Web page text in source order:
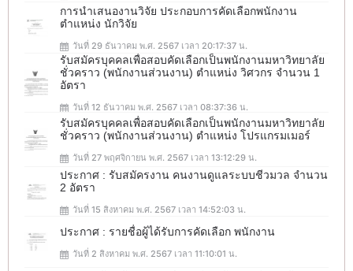
การนำเสนองานวิจัย ประกอบการคัดเลือกพนักงาน
ตำแหน่ง นักวิจัย
วันที่ 29 ธันวาคม พ.ศ. 2567 เวลา 20:17:37 น.
รับสมัครบุคคลเพื่อสอบคัดเลือกเป็นพนักงานมหาวิทยาลัย
ชั่วคราว (พนักงานส่วนงาน) ตำแหน่ง วิศวกร จำนวน 1
อัตรา
วันที่ 12 ธันวาคม พ.ศ. 2567 เวลา 08:37:36 น.
รับสมัครบุคคลเพื่อสอบคัดเลือกเป็นพนักงานมหาวิทยาลัย
ชั่วคราว (พนักงานส่วนงาน) ตำแหน่ง โปรแกรมเมอร์
วันที่ 27 พฤศจิกายน พ.ศ. 2567 เวลา 13:12:29 น.
ประกาศ : รับสมัครงาน คนงานดูแลระบบชีวมวล จำนวน
2 อัตรา
วันที่ 15 สิงหาคม พ.ศ. 2567 เวลา 14:52:03 น.
ประกาศ : รายชื่อผู้ได้รับการคัดเลือก พนักงาน
วันที่ 2 สิงหาคม พ.ศ. 2567 เวลา 11:10:01 น.